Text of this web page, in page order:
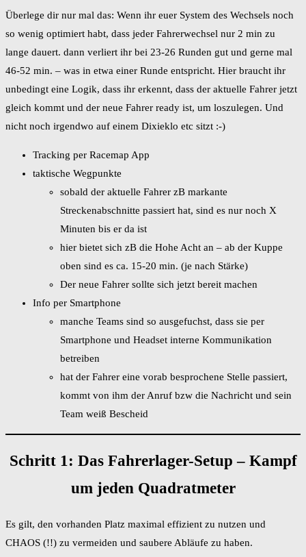
Überlege dir nur mal das: Wenn ihr euer System des Wechsels noch
so wenig optimiert habt, dass jeder Fahrerwechsel nur 2 min zu
lange dauert. dann verliert ihr bei 23-26 Runden gut und gerne mal
46-52 min. – was in etwa einer Runde entspricht. Hier braucht ihr
unbedingt eine Logik, dass ihr erkennt, dass der aktuelle Fahrer jetzt
gleich kommt und der neue Fahrer ready ist, um loszulegen. Und
nicht noch irgendwo auf einem Dixieklo etc sitzt :-)
Tracking per Racemap App
taktische Wegpunkte
sobald der aktuelle Fahrer zB markante
Streckenabschnitte passiert hat, sind es nur noch X
Minuten bis er da ist
hier bietet sich zB die Hohe Acht an – ab der Kuppe
oben sind es ca. 15-20 min. (je nach Stärke)
Der neue Fahrer sollte sich jetzt bereit machen
Info per Smartphone
manche Teams sind so ausgefuchst, dass sie per
Smartphone und Headset interne Kommunikation
betreiben
hat der Fahrer eine vorab besprochene Stelle passiert,
kommt von ihm der Anruf bzw die Nachricht und sein
Team weiß Bescheid
Schritt 1: Das Fahrerlager-Setup – Kampf
um jeden Quadratmeter
Es gilt, den vorhanden Platz maximal effizient zu nutzen und
CHAOS (!!) zu vermeiden und saubere Abläufe zu haben.